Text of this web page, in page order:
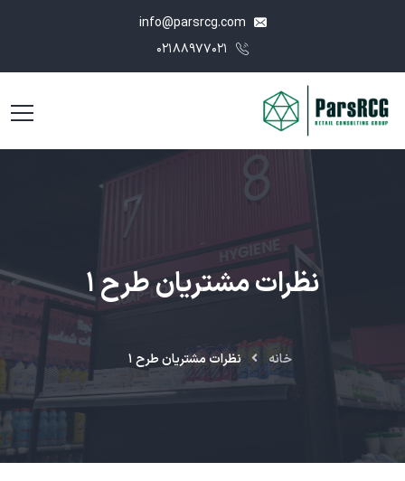
نظرات مشتریان طرح ۱
خانه نظرات مشتریان طرح ۱